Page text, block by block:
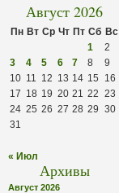
Август 2026
Пн Вт Ср Чт Пт Сб Вс
1
2
3
4 5 6 7 8
9
10 11 12 13 14 15
16
17 18 19 20 21 22 23
24 25 26 27 28 29 30
31
« Июл
Архивы
Август 2026